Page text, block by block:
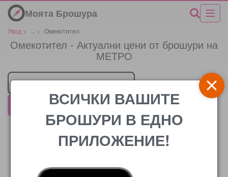
Моята Брошура
Увод > > Омекотител
Омекотител - Актуални цени от брошури на
МЕТРО
Търговец
ВСИЧКИ ВАШИТЕ
БРОШУРИ В ЕДНО
ПРИЛОЖЕНИЕ!